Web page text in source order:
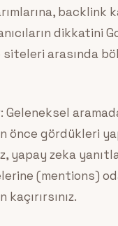
backlink
dikkatini
arasında
Geleneksel
önce gördükleri
yapay zeka
(mentions)